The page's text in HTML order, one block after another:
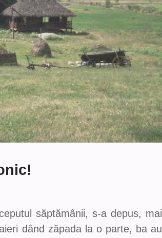
săptămânii, s-a depus, mai
dând zăpada la o parte, ba au